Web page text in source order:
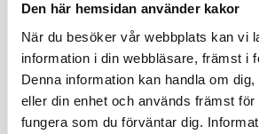
Den här hemsidan använder kakor
När du besöker vår webbplats kan vi
information i din webbläsare, främst i
Denna information kan handla om
eller din enhet och används främst
fungera som du förväntar dig.
Relaterade